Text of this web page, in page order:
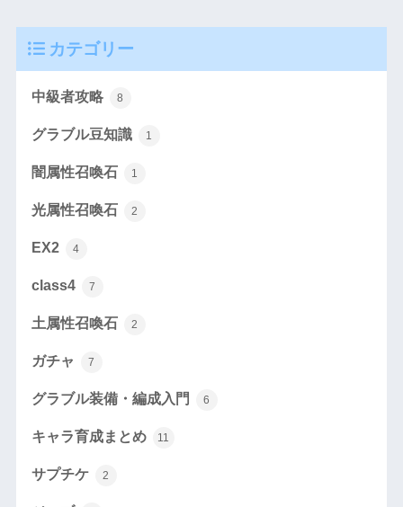
カテゴリー
中級者攻略 8
グラブル豆知識 1
闇属性召喚石 1
光属性召喚石 2
EX2 4
class4 7
土属性召喚石 2
ガチャ 7
グラブル装備・編成入門 6
キャラ育成まとめ 11
サプチケ 2